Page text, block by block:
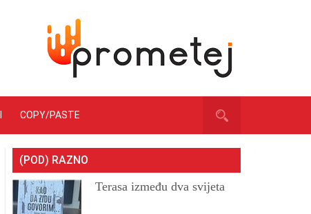
COPY/PASTE
(POD) RAZNO
Terasa između dva svijeta